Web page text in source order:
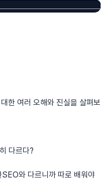
한 여러 오해와 진실을 살펴보
다르다?
와 다르니까 따로 배워야